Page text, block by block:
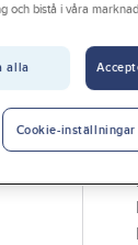
och bistå i våra
alla
Cookie-inställningar